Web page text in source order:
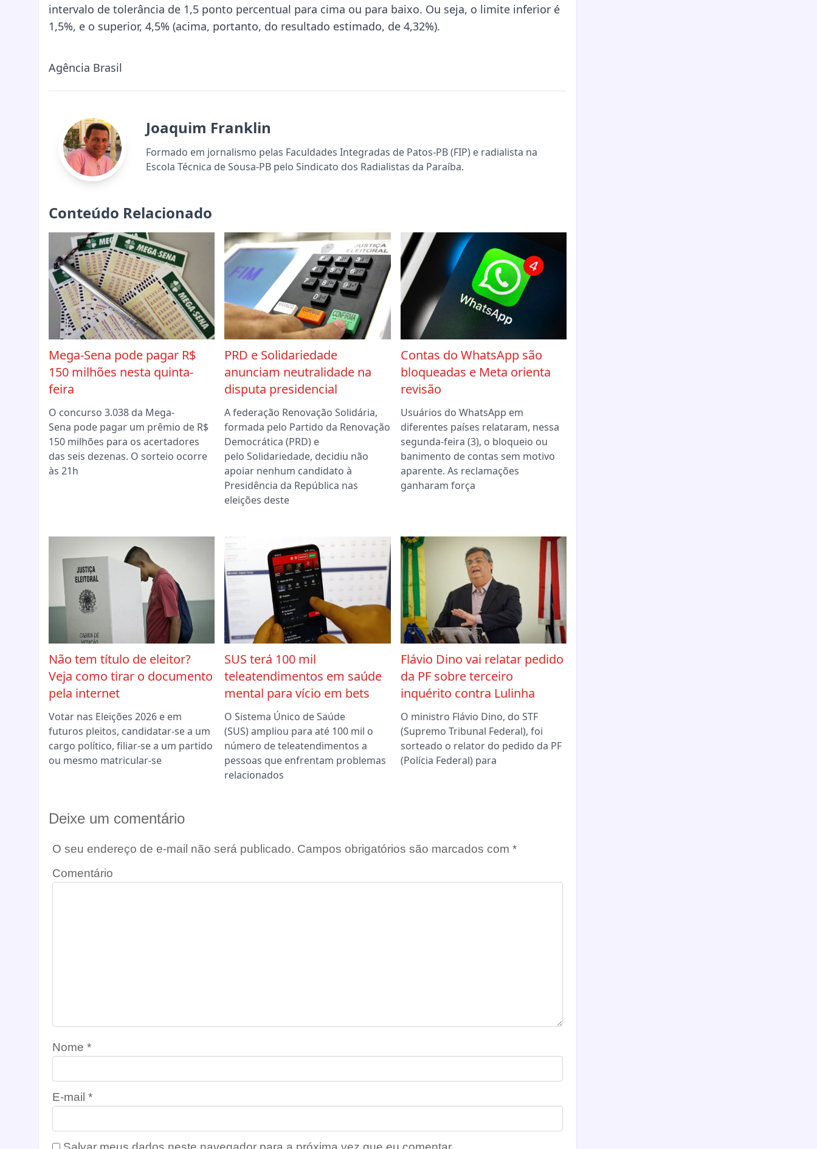
intervalo de tolerância de 1,5 ponto percentual para cima ou para baixo. Ou seja, o limite inferior é
1,5%, e o superior, 4,5% (acima, portanto, do resultado estimado, de 4,32%).
Agência Brasil
Joaquim Franklin
Formado em jornalismo pelas Faculdades Integradas de Patos-PB (FIP) e radialista na
Escola Técnica de Sousa-PB pelo Sindicato dos Radialistas da Paraíba.
Conteúdo Relacionado
Mega-Sena pode pagar R$
150 milhões nesta quinta-
feira
O concurso 3.038 da Mega-
Sena pode pagar um prêmio de R$
150 milhões para os acertadores
das seis dezenas. O sorteio ocorre
às 21h
PRD e Solidariedade
anunciam neutralidade na
disputa presidencial
A federação Renovação Solidária,
formada pelo Partido da Renovação
Democrática (PRD) e
pelo Solidariedade, decidiu não
apoiar nenhum candidato à
Presidência da República nas
eleições deste
Contas do WhatsApp são
bloqueadas e Meta orienta
revisão
Usuários do WhatsApp em
diferentes países relataram, nessa
segunda-feira (3), o bloqueio ou
banimento de contas sem motivo
aparente. As reclamações
ganharam força
Não tem título de eleitor?
Veja como tirar o documento
pela internet
Votar nas Eleições 2026 e em
futuros pleitos, candidatar-se a um
cargo político, filiar-se a um partido
ou mesmo matricular-se
SUS terá 100 mil
teleatendimentos em saúde
mental para vício em bets
O Sistema Único de Saúde
(SUS) ampliou para até 100 mil o
número de teleatendimentos a
pessoas que enfrentam problemas
relacionados
Flávio Dino vai relatar pedido
da PF sobre terceiro
inquérito contra Lulinha
O ministro Flávio Dino, do STF
(Supremo Tribunal Federal), foi
sorteado o relator do pedido da PF
(Polícia Federal) para
Deixe um comentário
O seu endereço de e-mail não será publicado. Campos obrigatórios são marcados com *
Comentário
Nome *
E-mail *